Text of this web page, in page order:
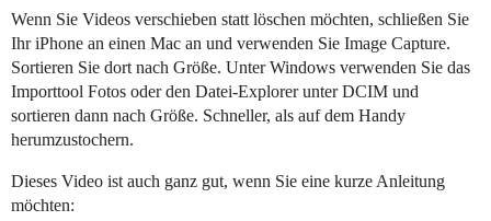
Wenn Sie Videos verschieben statt löschen möchten, schließen Sie
Ihr iPhone an einen Mac an und verwenden Sie Image Capture.
Sortieren Sie dort nach Größe. Unter Windows verwenden Sie das
Importtool Fotos oder den Datei-Explorer unter DCIM und
sortieren dann nach Größe. Schneller, als auf dem Handy
herumzustochern.
Dieses Video ist auch ganz gut, wenn Sie eine kurze Anleitung
möchten: